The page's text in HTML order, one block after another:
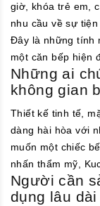
giờ, khóa trẻ em,
nhu cầu về sự
Đây là những tính
một căn bếp hiện
Những ai
không gian
Thiết kế tinh tế,
dàng hài hòa với
muốn một chiếc
nhấn thẩm mỹ,
Người cần
dụng lâu dài